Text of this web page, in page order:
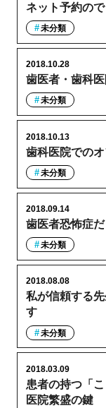
ネット予約の
未分類
歯医者・歯科
2018.10.28
未分類
歯科医院での
2018.10.13
未分類
歯医者恐怖症
2018.09.14
未分類
私が信頼する
す
2018.08.08
未分類
患者の持つ「
医院繁盛の鍵
2018.03.09